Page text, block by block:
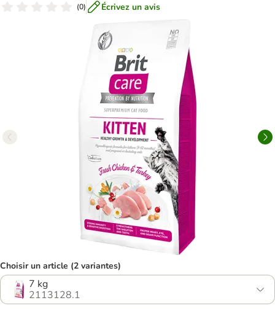
(0) Écrivez un avis
Choisir un article (2 variantes)
7 kg
2113128.1